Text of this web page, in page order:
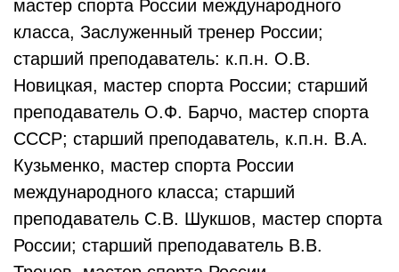
мастер спорта России международного
класса, Заслуженный тренер России;
старший преподаватель: к.п.н. О.В.
Новицкая, мастер спорта России; старший
преподаватель О.Ф. Барчо, мастер спорта
СССР; старший преподаватель, к.п.н. В.А.
Кузьменко, мастер спорта России
международного класса; старший
преподаватель С.В. Шукшов, мастер спорта
России; старший преподаватель В.В.